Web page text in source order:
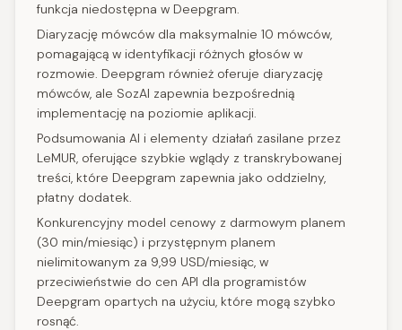
funkcja niedostępna w Deepgram.
Diaryzację mówców dla maksymalnie 10 mówców,
pomagającą w identyfikacji różnych głosów w
rozmowie. Deepgram również oferuje diaryzację
mówców, ale SozAI zapewnia bezpośrednią
implementację na poziomie aplikacji.
Podsumowania AI i elementy działań zasilane przez
LeMUR, oferujące szybkie wglądy z transkrybowanej
treści, które Deepgram zapewnia jako oddzielny,
płatny dodatek.
Konkurencyjny model cenowy z darmowym planem
(30 min/miesiąc) i przystępnym planem
nielimitowanym za 9,99 USD/miesiąc, w
przeciwieństwie do cen API dla programistów
Deepgram opartych na użyciu, które mogą szybko
rosnąć.